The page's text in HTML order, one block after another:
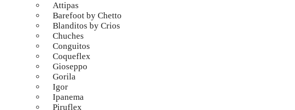
Attipas
Barefoot by Chetto
Blanditos by Crios
Chuches
Conguitos
Coqueflex
Gioseppo
Gorila
Igor
Ipanema
Piruflex